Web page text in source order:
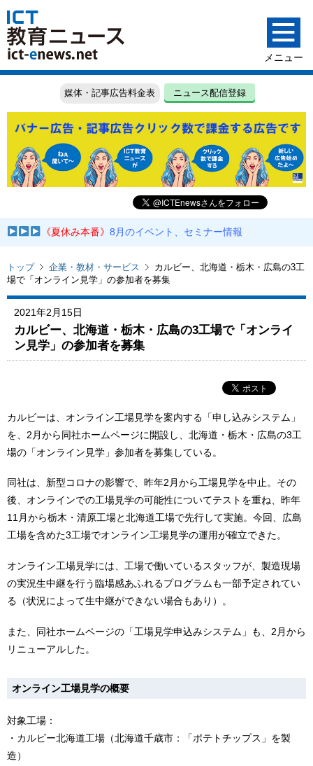
媒体・記事広告料金表 ニュース配信登録
《夏休み本番》8月のイベント、セミナー情報
トップ 企業・教材・サービス
カルビー、北海道・栃木・広島の3工
場で「オンライン見学」の参加者を募集
2021年2月15日
カルビー、北海道・栃木・広島の3工場で「オンライ
ン見学」の参加者を募集
カルビーは、オンライン工場見学を案内する「申し込みシステム」
を、2月から同社ホームページに開設し、北海道・栃木・広島の3工
場の「オンライン見学」参加者を募集している。
同社は、新型コロナの影響で、昨年2月から工場見学を中止。その
後、オンラインでの工場見学の可能性についてテストを重ね、昨年
11月から栃木・清原工場と北海道工場で先行して実施。今回、広島
工場を含めた3工場でオンライン工場見学の運用が確立できた。
オンライン工場見学には、工場で働いているスタッフが、製造現場
の実況生中継を行う臨場感あふれるプログラムも一部予定されてい
る（状況によって生中継ができない場合もあり）。
また、同社ホームページの「工場見学申込みシステム」も、2月から
リニューアルした。
オンライン工場見学の概要
対象工場：
・カルビー北海道工場（北海道千歳市：「ポテトチップス」を製
造）